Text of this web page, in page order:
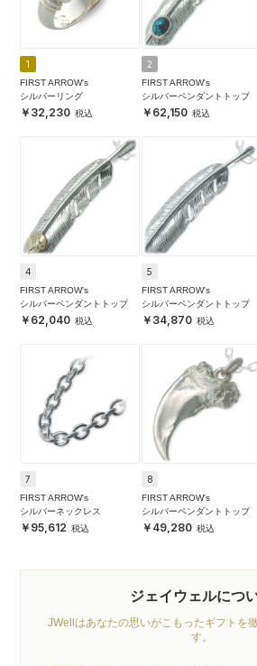
1
FIRST ARROW's
シルバーリング
32,230
2
FIRST ARROW's
シルバーペンダントトップ
62,150
4
FIRST ARROW's
シルバーペンダントトップ
62,040
5
FIRST ARROW's
シルバーペンダントトップ
34,870
7
FIRST ARROW's
シルバーネックレス
95,612
8
FIRST ARROW's
シルバーペンダントトップ
49,280
ジェイウェルにつ
JWellはあなたの思いがこもったギフトを
す。